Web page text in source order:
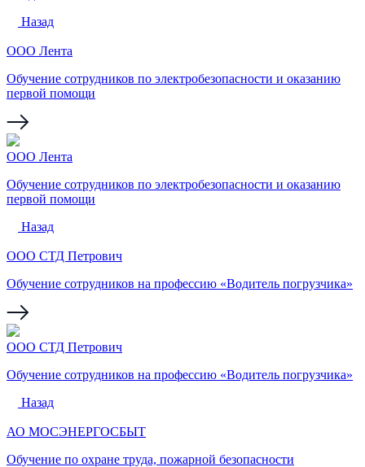
Назад
ООО Лента
Обучение сотрудников по электробезопасности и оказанию
первой помощи
ООО Лента
Обучение сотрудников по электробезопасности и оказанию
первой помощи
Назад
ООО СТД Петрович
Обучение сотрудников на профессию «Водитель погрузчика»
ООО СТД Петрович
Обучение сотрудников на профессию «Водитель погрузчика»
Назад
АО МОСЭНЕРГОСБЫТ
Обучение по охране труда, пожарной безопасности